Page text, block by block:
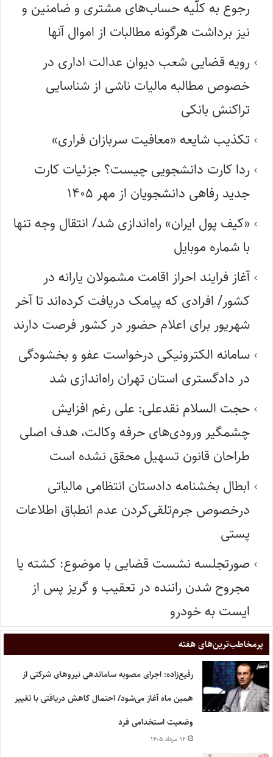
رجوع به کلّیه حساب‌های مشتری و ضامنین و
نیز برداشت هرگونه مطالبات از اموال آنها
رویه قضایی شعب دیوان عدالت اداری در
خصوص مطالبه مالیات ناشی از شناسایی
تراکنش بانکی
تکذیب شایعه «معافیت سربازان فراری»
ردا کارت دانشجویی چیست؟ جزئیات کارت
جدید رفاهی دانشجویان از مهر ۱۴۰۵
«کیف پول ایران» راه‌اندازی شد/ انتقال وجه تنها
با شماره موبایل
آغاز فرایند احراز اقامت مشمولان یارانه در
کشور/ افرادی که پیامک دریافت کرده‌اند تا آخر
شهریور برای اعلام حضور در کشور فرصت دارند
سامانه الکترونیکی درخواست عفو و بخشودگی
در دادگستری استان تهران راه‌اندازی شد
حجت السلام نقدعلی: علی رغم افزایش
چشمگیر ورودی‌های حرفه وکالت، هدف اصلی
طراحان قانون تسهیل محقق نشده است
ابطال بخشنامه دادستان انتظامی مالیاتی
درخصوص جرم‌تلقی‌کردن عدم انطباق اطلاعات
پستی
صورتجلسه نشست قضایی با موضوع: کشته یا
مجروح شدن راننده در تعقیب و گریز پس از
ایست به خودرو
پر‌مخاطب‌ترین‌های هفته
رفیع‌زاده: اجرای مصوبه ساماندهی نیروهای شرکتی از
همین ماه آغاز می‌شود/ احتمال کاهش دریافتی با تغییر
وضعیت استخدامی فرد
۱۲ مرداد ۱۴۰۵